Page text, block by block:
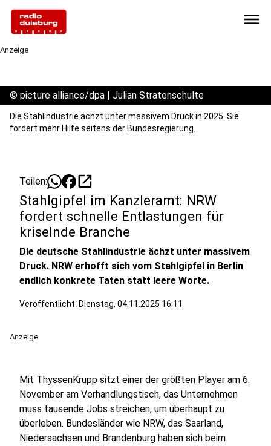
menu
Anzeige
© picture alliance/dpa | Julian Stratenschulte
Die Stahlindustrie ächzt unter massivem Druck in 2025. Sie
fordert mehr Hilfe seitens der Bundesregierung.
Teilen: open_in_new
Stahlgipfel im Kanzleramt: NRW
fordert schnelle Entlastungen für
kriselnde Branche
Die deutsche Stahlindustrie ächzt unter massivem
Druck. NRW erhofft sich vom Stahlgipfel in Berlin
endlich konkrete Taten statt leere Worte.
Veröffentlicht: Dienstag, 04.11.2025 16:11
Anzeige
Mit ThyssenKrupp sitzt einer der größten Player am 6.
November am Verhandlungstisch, das Unternehmen
muss tausende Jobs streichen, um überhaupt zu
überleben. Bundesländer wie NRW, das Saarland,
Niedersachsen und Brandenburg haben sich beim